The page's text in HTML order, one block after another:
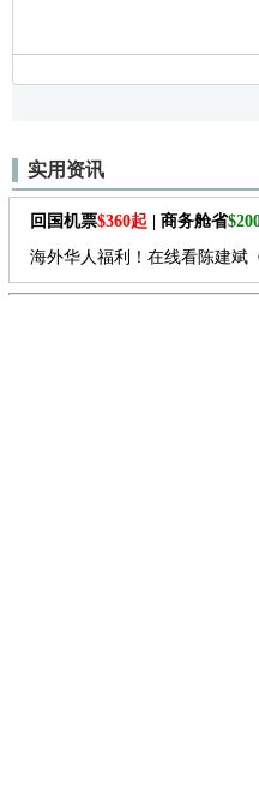
实用资讯
回国机票$360起 | 商务舱省
海外华人福利！在线看陈建斌